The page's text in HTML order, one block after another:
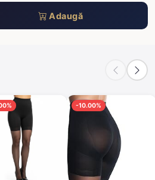
Adaugă
-10.00%